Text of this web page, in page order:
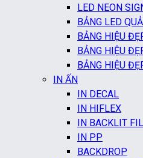
LED NEON
BẢNG LED
BẢNG HIỆU
BẢNG HIỆU
BẢNG HIỆU
IN ẤN
IN DECAL
IN HIFLEX
IN BACKLIT
IN PP
BACKDROP